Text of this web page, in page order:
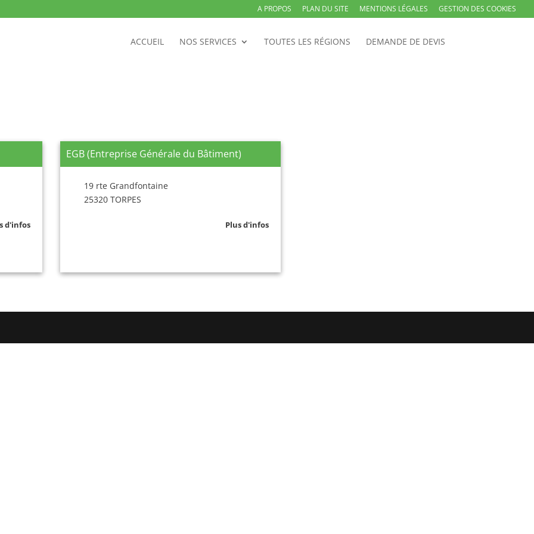
A PROPOS PLAN DU SITE MENTIONS LÉGALES GESTION DES COOKIES
ACCUEIL NOS SERVICES TOUTES LES RÉGIONS DEMANDE DE DEVIS
d'infos
EGB (Entreprise Générale du Bâtiment)
19 rte Grandfontaine
25320 TORPES
Plus d'infos